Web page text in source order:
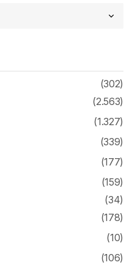
(302)
(2.563)
(1.327)
(339)
(177)
(159)
(34)
(178)
(10)
(106)